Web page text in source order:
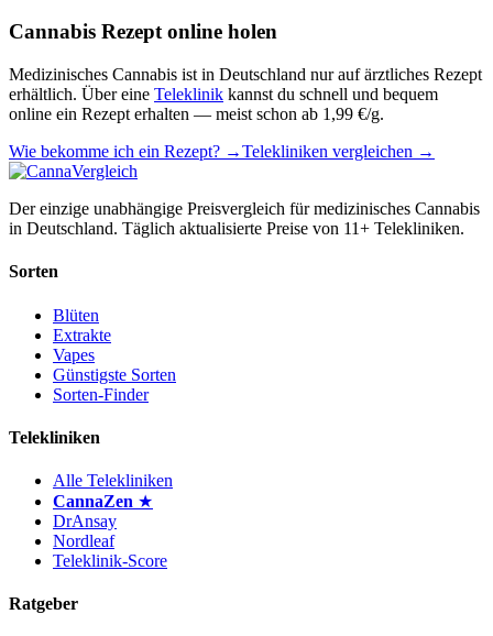
Cannabis Rezept online holen
Medizinisches Cannabis ist in Deutschland nur auf ärztliches Rezept
erhältlich. Über eine Teleklinik kannst du schnell und bequem
online ein Rezept erhalten — meist schon ab 1,99 €/g.
Wie bekomme ich ein Rezept? →Telekliniken vergleichen →
Der einzige unabhängige Preisvergleich für medizinisches Cannabis
in Deutschland. Täglich aktualisierte Preise von 11+ Telekliniken.
Sorten
Blüten
Extrakte
Vapes
Günstigste Sorten
Sorten-Finder
Telekliniken
Alle Telekliniken
CannaZen ★
DrAnsay
Nordleaf
Teleklinik-Score
Ratgeber